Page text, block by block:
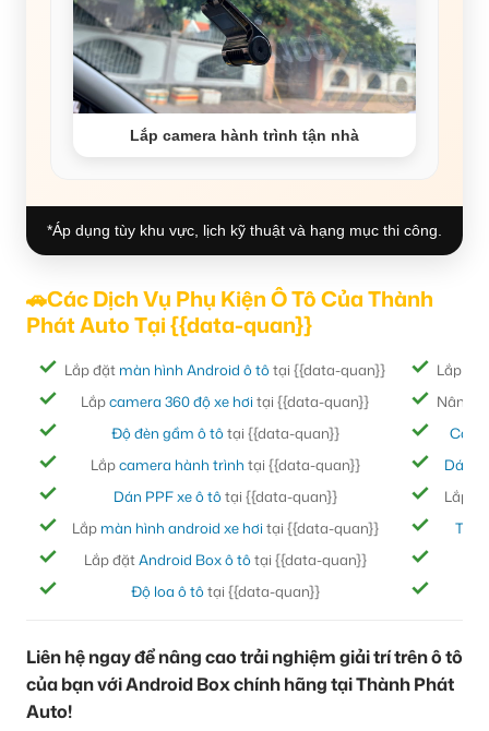
Lắp camera hành trình tận nhà
*Áp dụng tùy khu vực, lịch kỹ thuật và hạng mục thi công.
🚗Các Dịch Vụ Phụ Kiện Ô Tô Của Thành
Phát Auto Tại {{data-quan}}
Lắp đặt màn hình Android ô tôtại {{data-quan}}
Lắpcamera 360 độ xe hơi tại {{data-quan}}
Độ đèn gầm ô tôtại {{data-quan}}
Lắpcamera hành trình tại {{data-quan}}
Dán PPF xe ô tôtại {{data-quan}}
Lắp màn hình android xe hơi tại {{data-quan}}
Lắp đặtAndroid Box ô tôtại {{data-quan}}
Độ loa ô tôtại {{data-quan}}
Lắp
Nâng
Dán
Lắp
Liên hệ ngay để nâng cao trải nghiệm giải trí trên ô tô
của bạn với Android Box chính hãng tại Thành Phát
Auto!